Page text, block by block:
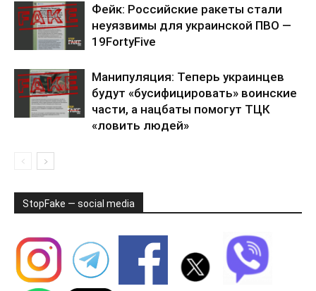
Фейк: Российские ракеты стали
неуязвимы для украинской ПВО —
19FortyFive
Манипуляция: Теперь украинцев
будут «бусифицировать» воинские
части, а нацбаты помогут ТЦК
«ловить людей»
StopFake — social media